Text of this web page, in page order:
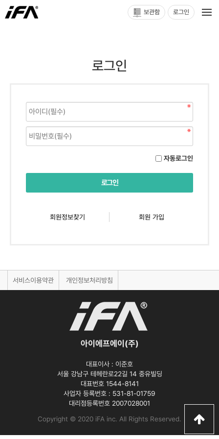
보관함 로그인
로그인
자동로그인
회원정보찾기 회원 가입
서비스이용약관 개인정보처리방침
아이에프에이(주)
대표이사 : 이준호
서울 강남구 테헤란로22길 14 중유빌딩
대표번호 1544-8141
사업자 등록번호 : 531-81-01759
대리점등록번호 2007028001
Copyright © 2020 iFA inc. All Rights Reserved.